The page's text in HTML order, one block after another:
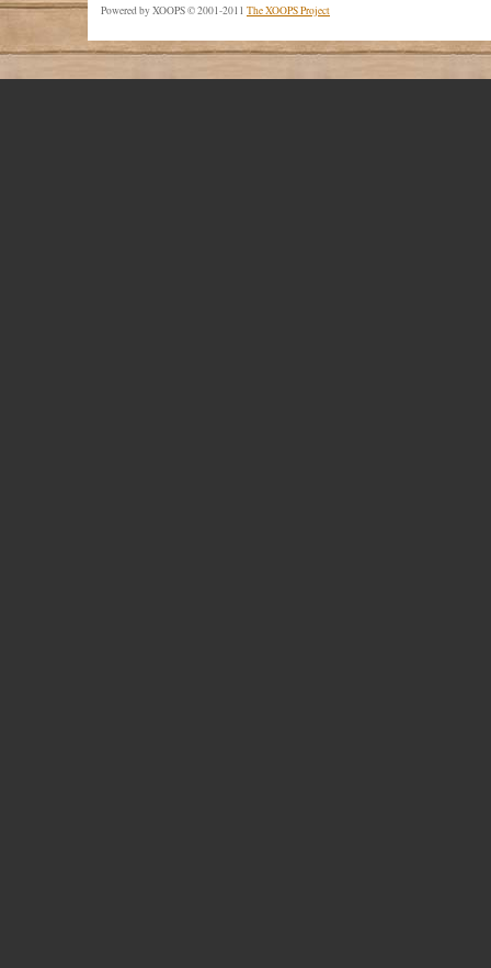
Powered by XOOPS © 2001-2011 The XOOPS Project